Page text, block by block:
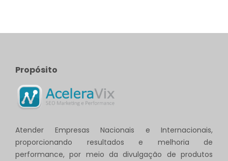
Propósito
Atender Empresas Nacionais e Internacionais,
proporcionando resultados e melhoria de
performance, por meio da divulgação de produtos